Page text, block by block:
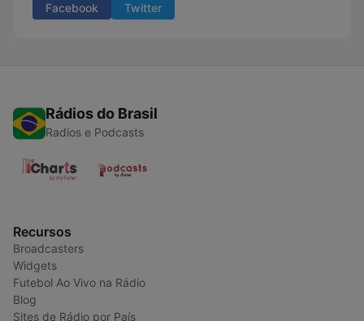
Facebook Twitter
Rádios do Brasil
Radios e Podcasts
Recursos
Broadcasters
Widgets
Futebol Ao Vivo na Rádio
Blog
Sites de Rádio por País